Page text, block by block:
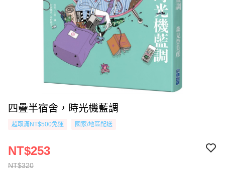
四疊半宿舍，時光機藍調
超取滿NT$500免運 國家/地區配送
NT$320
NT$253